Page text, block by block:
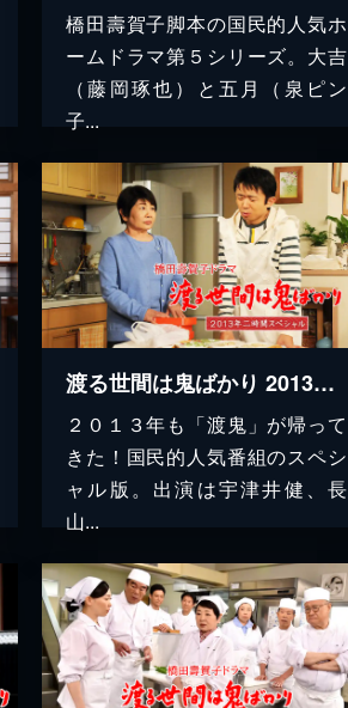
橋田壽賀子脚本の国民的人気ホ
ームドラマ第５シリーズ。大吉
（藤岡琢也）と五月（泉ピン
子...
渡る世間は鬼ばかり 2013年二時間スペシャル(橋田壽賀子ドラマ)
２０１３年も「渡鬼」が帰って
きた！国民的人気番組のスペシ
ャル版。出演は宇津井健、長
山...